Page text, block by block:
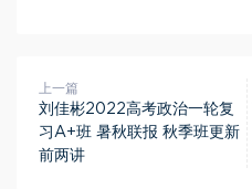
上一篇
刘佳彬2022高考政治一轮复
习A+班 暑秋联报 秋季班更新
前两讲